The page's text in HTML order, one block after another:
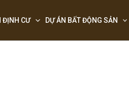
ĐỊNH CƯ DỰ ÁN BẤT ĐỘNG SẢN